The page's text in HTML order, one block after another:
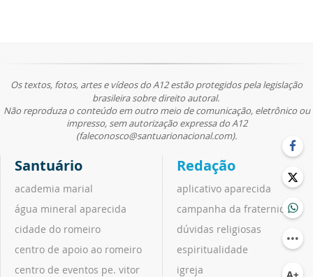
Os textos, fotos, artes e vídeos do A12 estão protegidos pela legislação
brasileira sobre direito autoral.
Não reproduza o conteúdo em outro meio de comunicação, eletrônico ou
impresso, sem autorização expressa do A12
(faleconosco@santuarionacional.com).
Santuário
academia marial
água mineral aparecida
cidade do romeiro
centro de apoio ao romeiro
centro de eventos pe. vitor
Redação
aplicativo aparecida
campanha da fraternidade
dúvidas religiosas
espiritualidade
igreja